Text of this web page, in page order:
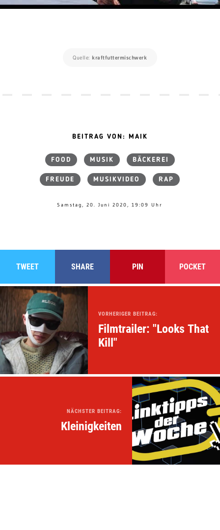
Quelle: kraftfuttermischwerk
BEITRAG VON: MAIK
FOOD MUSIK BÄCKEREI
FREUDE MUSIKVIDEO RAP
Samstag, 20. Juni 2020, 19:09 Uhr
TWEET SHARE PIN POCKET
VORHERIGER BEITRAG:
Filmtrailer: "Looks That
Kill"
NÄCHSTER BEITRAG:
Kleinigkeiten